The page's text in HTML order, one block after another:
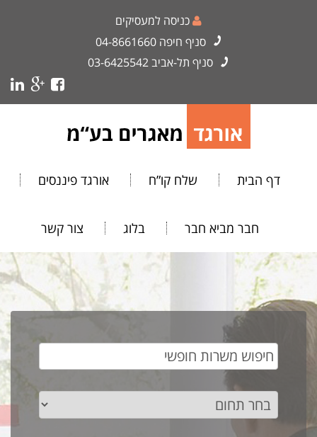
כניסה למעסיקים
סניף חיפה 04-8661660
סניף תל-אביב03-6425542
דף הבית שלח קו”ח אורגד פיננסים
חבר מביא חבר בלוג צור קשר